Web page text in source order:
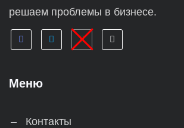
решаем проблемы в бизнесе.
Меню
Контакты